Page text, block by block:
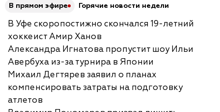
В прямом эфире Горячие новости недели
В Уфе скоропостижно скончался 19-летний
хоккеист Амир Ханов
Александра Игнатова пропустит шоу Ильи
Авербуха из-за турнира в Японии
Михаил Дегтярев заявил о планах
компенсировать затраты на подготовку
атлетов